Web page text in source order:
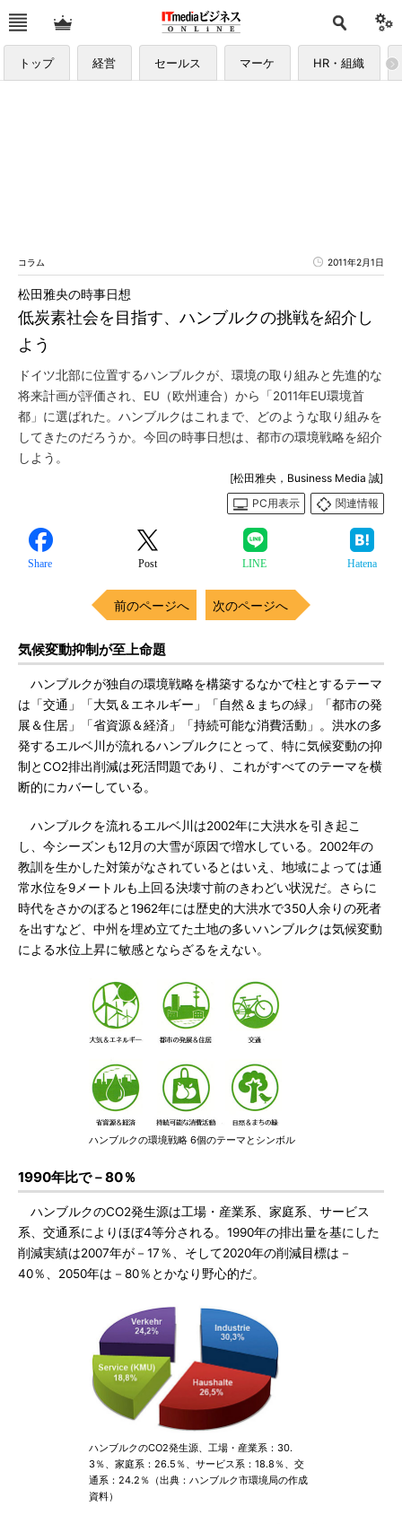
トップ 経営 セールス マーケ HR・組織
コラム 2011年2月1日
低炭素社会を目指す、ハンブルクの挑戦を紹介し
よう
松田雅央の時事日想
ドイツ北部に位置するハンブルクが、環境の取り組みと先進的な
将来計画が評価され、EU（欧州連合）から「2011年EU環境首
都」に選ばれた。ハンブルクはこれまで、どのような取り組みを
してきたのだろうか。今回の時事日想は、都市の環境戦略を紹介
しよう。
[松田雅央，Business Media 誠]
PC用表示
関連情報
Share Post LINE Hatena
前のページへ 次のページへ
気候変動抑制が至上命題
ハンブルクが独自の環境戦略を構築するなかで柱とするテーマ
は「交通」「大気＆エネルギー」「自然＆まちの緑」「都市の発
展＆住居」「省資源＆経済」「持続可能な消費活動」。洪水の多
発するエルベ川が流れるハンブルクにとって、特に気候変動の抑
制とCO2排出削減は死活問題であり、これがすべてのテーマを横
断的にカバーしている。
ハンブルクを流れるエルベ川は2002年に大洪水を引き起こ
し、今シーズンも12月の大雪が原因で増水している。2002年の
教訓を生かした対策がなされているとはいえ、地域によっては通
常水位を9メートルも上回る決壊寸前のきわどい状況だ。さらに
時代をさかのぼると1962年には歴史的大洪水で350人余りの死者
を出すなど、中州を埋め立てた土地の多いハンブルクは気候変動
による水位上昇に敏感とならざるをえない。
ハンブルクの環境戦略 6個のテーマとシンボル
1990年比で－80％
ハンブルクのCO2発生源は工場・産業系、家庭系、サービス
系、交通系によりほぼ4等分される。1990年の排出量を基にした
削減実績は2007年が－17％、そして2020年の削減目標は－
40％、2050年は－80％とかなり野心的だ。
ハンブルクのCO2発生源、工場・産業系：30.
3％、家庭系：26.5％、サービス系：18.8％、交
通系：24.2％（出典：ハンブルク市環境局の作成
資料）